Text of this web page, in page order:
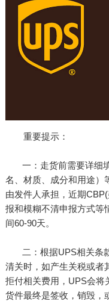
重要提示：
一：走货前需要详细填
名、材质、成分和用途）
由发件人承担，近期
报和模糊不清申报方式等
间60-90天。
二：根据UPS相关条
清关时，如产生关税或者
拒付相关费用，UPS会将
货件最终是签收，销毁，